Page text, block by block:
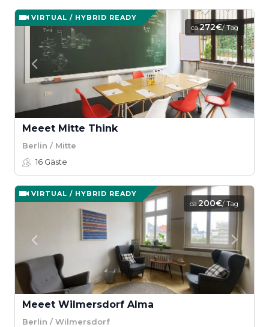
VIRTUAL / HYBRID READY
ca.272€/ Tag
Meeet Mitte Think
Berlin / Mitte
16 Gäste
VIRTUAL / HYBRID READY
ca.200€/ Tag
Meeet Wilmersdorf Alma
Berlin / Wilmersdorf